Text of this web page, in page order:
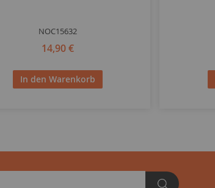
NOC15632
14,90 €
In den Warenkorb